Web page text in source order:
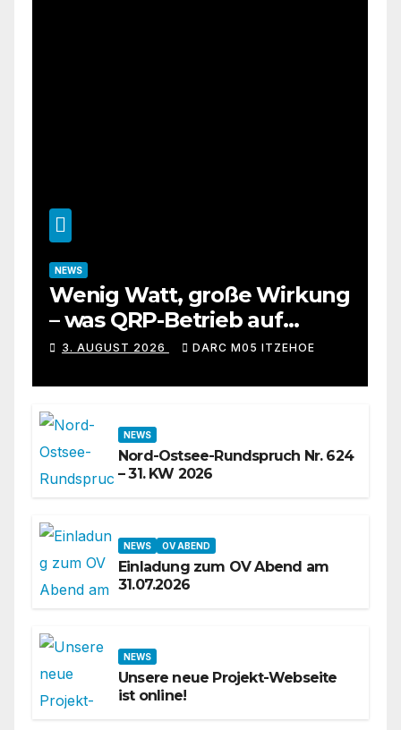
NEWS
Wenig Watt, große Wirkung
– was QRP-Betrieb auf
Kurzwelle wirklich kann
3. AUGUST 2026 DARC M05 ITZEHOE
NEWS
Nord-Ostsee-Rundspruch Nr. 624
– 31. KW 2026
NEWS OV ABEND
Einladung zum OV Abend am
31.07.2026
NEWS
Unsere neue Projekt-Webseite
ist online!